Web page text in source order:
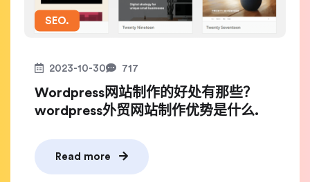
SEO.
2023-10-30 717
Wordpress网站制作的好处有那些？
wordpress外贸网站制作优势是什么.
Read more